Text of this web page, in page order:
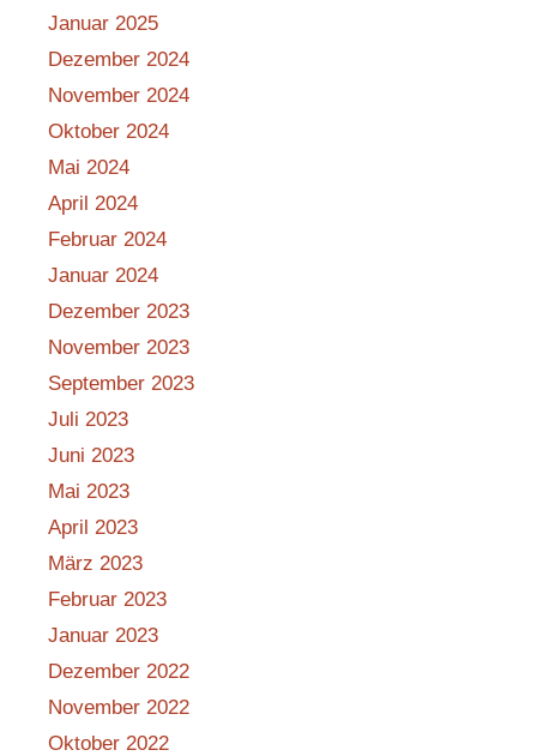
Januar 2025
Dezember 2024
November 2024
Oktober 2024
Mai 2024
April 2024
Februar 2024
Januar 2024
Dezember 2023
November 2023
September 2023
Juli 2023
Juni 2023
Mai 2023
April 2023
März 2023
Februar 2023
Januar 2023
Dezember 2022
November 2022
Oktober 2022